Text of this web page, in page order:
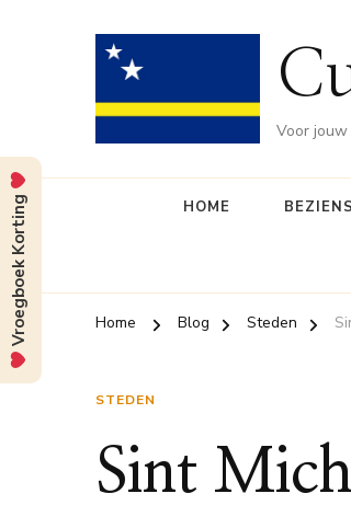
Voor
HOME
Home Blog Steden
STEDEN
Sint
Vroegboek Korting